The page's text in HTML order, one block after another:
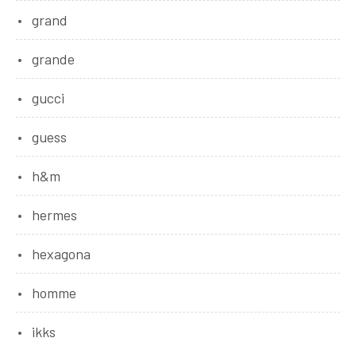
grand
grande
gucci
guess
h&m
hermes
hexagona
homme
ikks